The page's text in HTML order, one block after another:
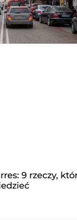
9 rzeczy,